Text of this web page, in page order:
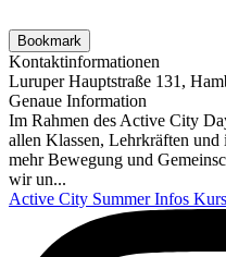
Bookmark
Kontaktinformationen
Luruper Hauptstraße 131,
Genaue Information
Im Rahmen des Active City
allen Klassen, Lehrkräften und
mehr Bewegung und
wir un...
Active City SummerInfos